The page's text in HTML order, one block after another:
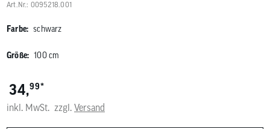
Art.Nr.: 0095218.001
Farbe: schwarz
Größe: 100 cm
34,99*
inkl. MwSt. zzgl. Versand